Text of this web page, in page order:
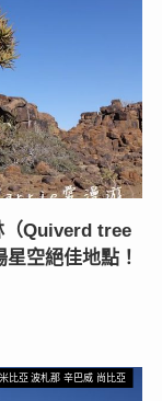
（Quiverd tree
空絕佳地點！
比亞 波札那 辛巴威 尚比亞